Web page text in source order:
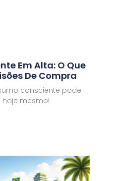
Em Alta: O Que
De Compra
consciente pode
hoje mesmo!